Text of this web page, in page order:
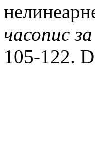
часопис
105-122.